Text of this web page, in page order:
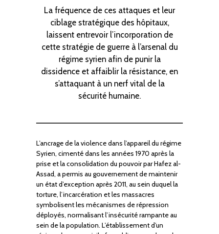
La fréquence de ces attaques et leur
ciblage stratégique des hôpitaux,
laissent entrevoir l’incorporation de
cette stratégie de guerre à l’arsenal du
régime syrien afin de punir la
dissidence et affaiblir la résistance, en
s’attaquant à un nerf vital de la
sécurité humaine.
L’ancrage de la violence dans l’appareil du régime
Syrien, cimenté dans les années 1970 après la
prise et la consolidation du pouvoir par Hafez al-
Assad, a permis au gouvernement de maintenir
un état d’exception après 2011, au sein duquel la
torture, l’incarcération et les massacres
symbolisent les mécanismes de répression
déployés, normalisant l’insécurité rampante au
sein de la population. L’établissement d’un